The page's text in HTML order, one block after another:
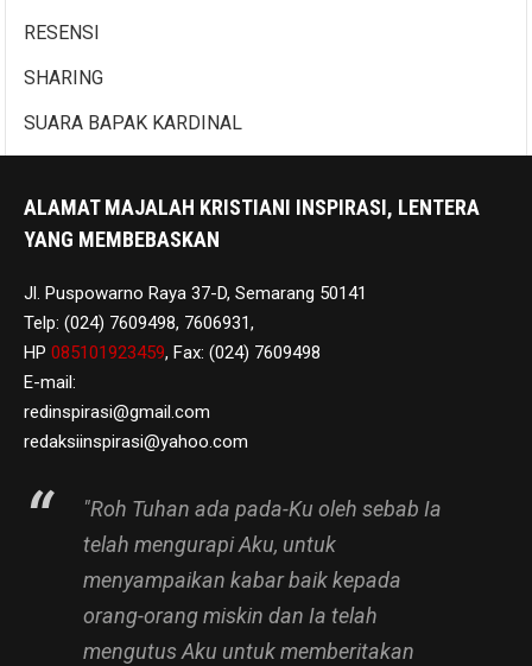
RESENSI
SHARING
SUARA BAPAK KARDINAL
ALAMAT MAJALAH KRISTIANI INSPIRASI, LENTERA
YANG MEMBEBASKAN
Jl. Puspowarno Raya 37-D, Semarang 50141
Telp: (024) 7609498, 7606931,
HP 085101923459, Fax: (024) 7609498
E-mail:
redinspirasi@gmail.com
redaksiinspirasi@yahoo.com
"Roh Tuhan ada pada-Ku oleh sebab Ia
telah mengurapi Aku, untuk
menyampaikan kabar baik kepada
orang-orang miskin dan Ia telah
mengutus Aku untuk memberitakan